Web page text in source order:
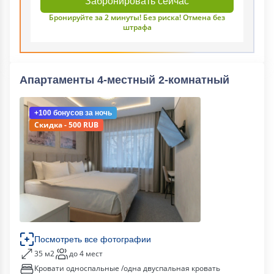
Бронируйте за 2 минуты! Без риска! Отмена без
штрафа
Апартаменты 4-местный 2-комнатный
+100 бонусов за ночь
Скидка - 500 RUB
Посмотреть все фотографии
35 м2
до 4 мест
Кровати односпальные /одна двуспальная кровать